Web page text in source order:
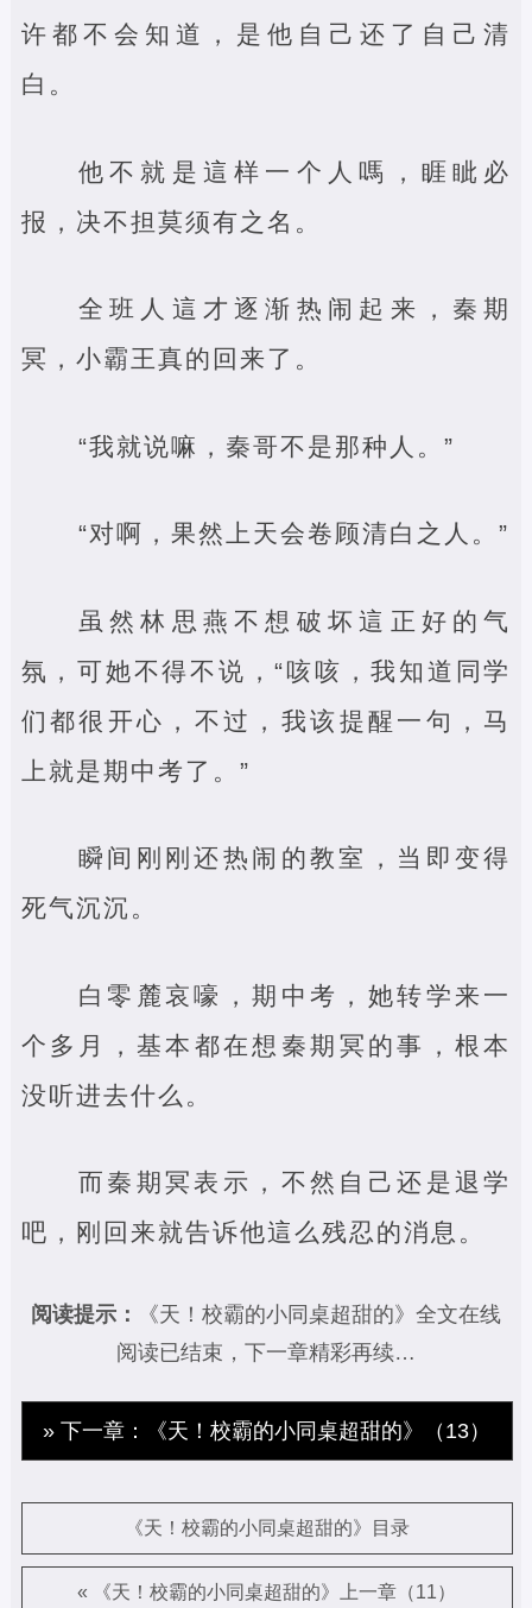
许都不会知道，是他自己还了自己清
白。
他不就是這样一个人嗎，睚眦必
报，决不担莫须有之名。
全班人這才逐渐热闹起来，秦期
冥，小霸王真的回来了。
“我就说嘛，秦哥不是那种人。”
“对啊，果然上天会卷顾清白之人。”
虽然林思燕不想破坏這正好的气
氛，可她不得不说，“咳咳，我知道同学
们都很开心，不过，我该提醒一句，马
上就是期中考了。”
瞬间刚刚还热闹的教室，当即变得
死气沉沉。
白零麓哀嚎，期中考，她转学来一
个多月，基本都在想秦期冥的事，根本
没听进去什么。
而秦期冥表示，不然自己还是退学
吧，刚回来就告诉他這么残忍的消息。
阅读提示：
《天！校霸的小同桌超甜的》全文在线
阅读已结束，下一章精彩再续…
» 下一章：《天！校霸的小同桌超甜的》（13）
《天！校霸的小同桌超甜的》目录
« 《天！校霸的小同桌超甜的》上一章（11）